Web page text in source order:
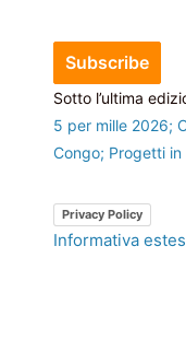
Sotto l’ultima
5 per mille 2026;
Congo; Progetti
Privacy Policy
Informativa